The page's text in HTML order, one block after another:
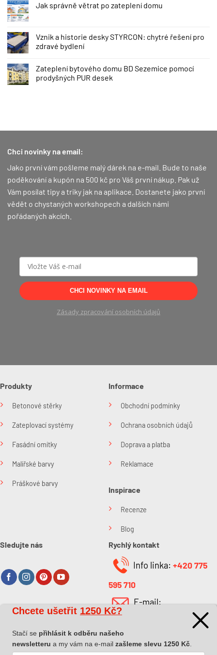
Jak správně větrat po zateplení domu
Vznik a historie desky STYRCON: chytré řešení pro
zdravé bydlení
Zateplení bytového domu BD Sezemice pomocí
prodyšných PUR desek
Chci novinky na email:
Jako první vám pošleme malý dárek na e-mail. Bude to naše
poděkování a kupón na 500 kč pro Váš první nákup. Pak už
Vám posílat tipy a triky jak na aplikace. Dostanete jako první
vědět o chystaných workshopech a dalších námi
pořádaných akcích.
CHCI NOVINKY NA EMAIL
Zásady zpracování osobních údajů
Produkty
Betonové stěrky
Zateplovací systémy
Fasádní omítky
Malířské barvy
Práškové barvy
Informace
Obchodní podmínky
Ochrana osobních údajů
Doprava a platba
Reklamace
Inspirace
Recenze
Blog
Sledujte nás
O společnosti
O nás
Kontakt
Rychlý kontakt
Info linka: +420 775
595 710
E-mail:
Chcete ušetřit 1250 Kč?
Stačí se přihlásit k odběru našeho
newsletteru a my vám na e-mail zašleme slevu 1250 Kč